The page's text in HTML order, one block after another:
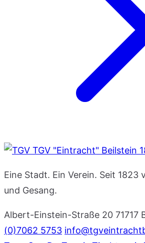
TGV "Eintracht" Beilstein
Eine Stadt. Ein Verein. Seit 1823
und Gesang.
Albert-Einstein-Straße 20 71717
(0)7062 5753